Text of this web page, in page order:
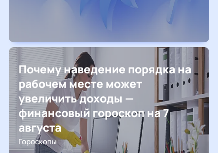
Почему наведение порядка на
рабочем месте может
увеличить доходы —
финансовый гороскоп на 7
августа
Гороскопы